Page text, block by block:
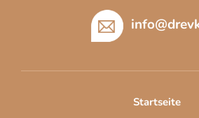
info@
Startseite